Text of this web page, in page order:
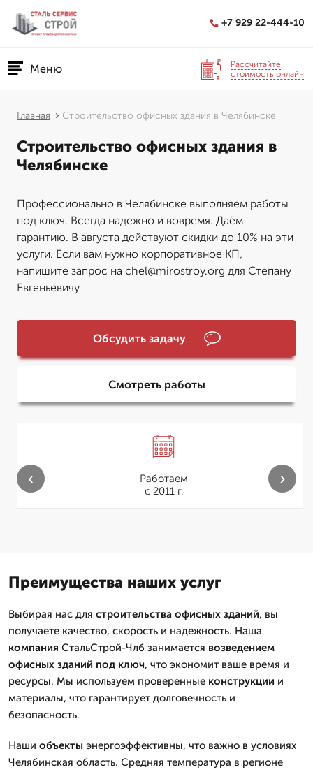
+7 929 22-444-10
Меню
Рассчитайте
стоимость онлайн
Главная Строительство офисных здания в Челябинске
Строительство офисных здания в
Челябинске
Профессионально в Челябинске выполняем работы
под ключ. Всегда надежно и вовремя. Даём
гарантию. В августа действуют скидки до 10% на эти
услуги. Если вам нужно корпоративное КП,
напишите запрос на chel@mirostroy.org для Степану
Евгеньевичу
Обсудить задачу
Смотреть работы
Работаем
с 2011 г.
‹ ›
Преимущества наших услуг
Выбирая нас для строительства офисных зданий, вы
получаете качество, скорость и надежность. Наша
компания СтальСтрой-Члб занимается возведением
офисных зданий под ключ, что экономит ваше время и
ресурсы. Мы используем проверенные конструкции и
материалы, что гарантирует долговечность и
безопасность.
Наши объекты энергоэффективны, что важно в условиях
Челябинская область. Средняя температура в регионе